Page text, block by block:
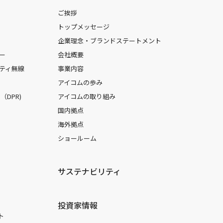
ィ無線
DPR)
ご挨拶
トップメッセージ
企業理念・ブランドステートメント
会社概要
事業内容
アイコムの歩み
アイコムの取り組み
国内拠点
海外拠点
ショールーム
サステナビリティ
投資家情報